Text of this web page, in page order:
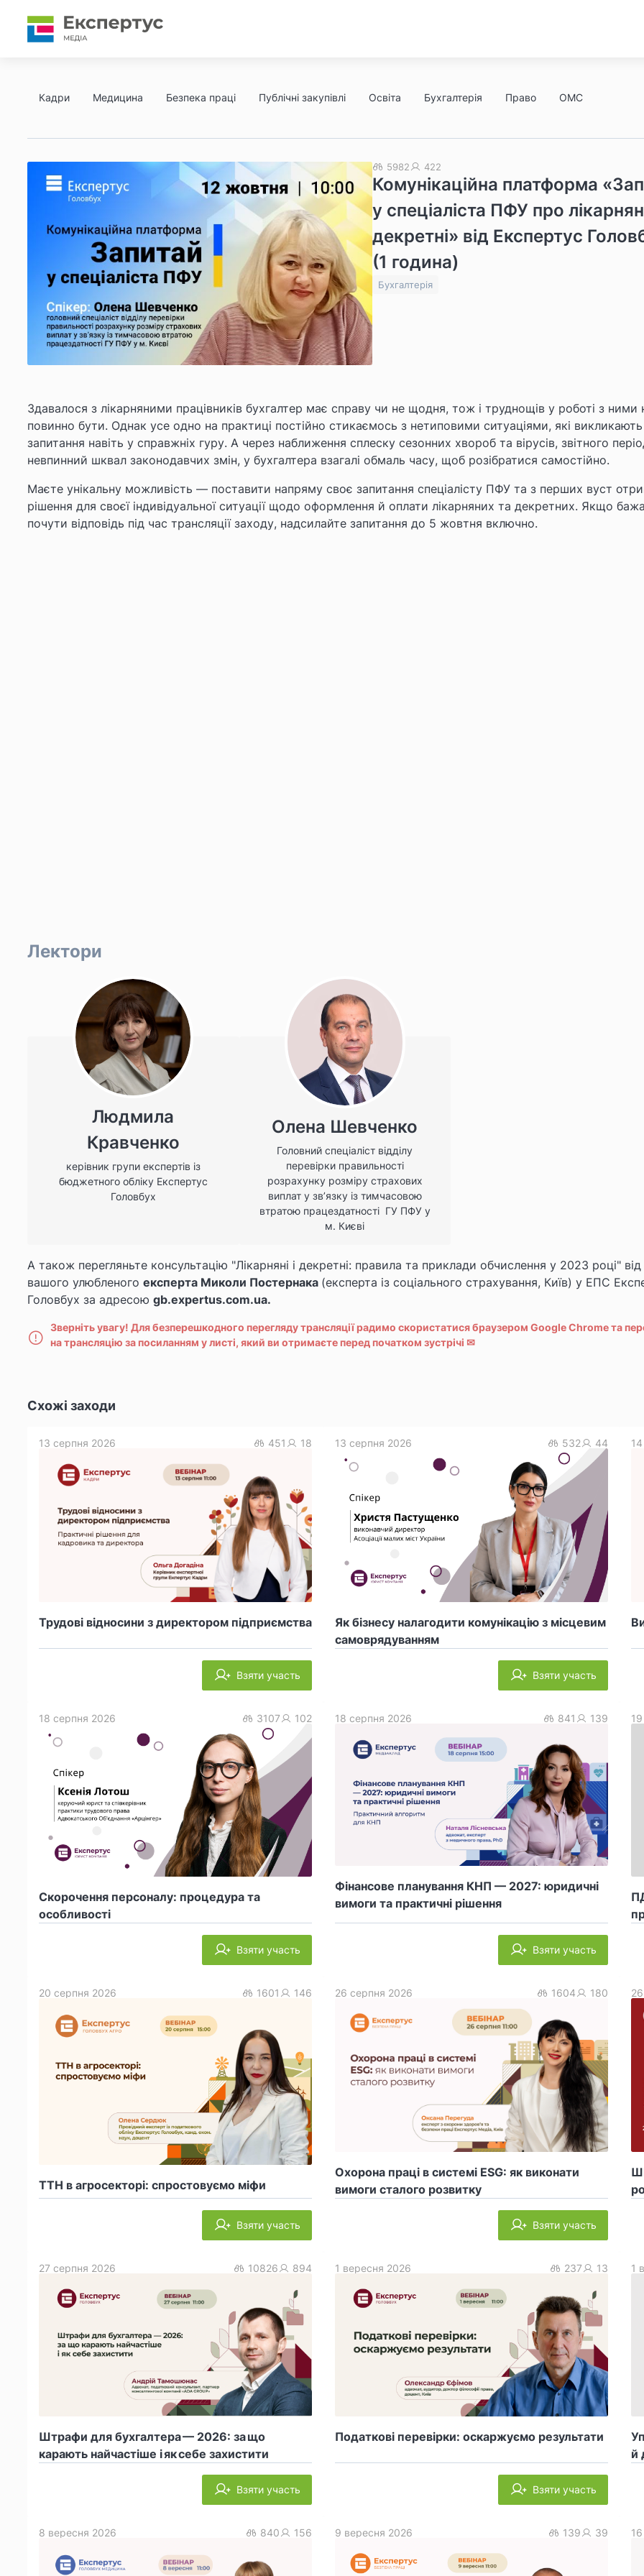
Кадри Медицина Безпека праці Публічні закупівлі Освіта Бухгалтерія Право ОМС
Комунікаційна платформа
у спеціаліста ПФУ про
декретні» від Експертус
(1 година)
5982 422
Бухгалтерія
Здавалося з лікарняними працівників бухгалтер має справу чи не щодня, тож і труднощів у роботі з ними
повинно бути. Однак усе одно на практиці постійно стикаємось з нетиповими ситуаціями, які викликають
запитання навіть у справжніх гуру. А через наближення сплеску сезонних хвороб та вірусів, звітного
невпинний шквал законодавчих змін, у бухгалтера взагалі обмаль часу, щоб розібратися самостійно.
Маєте унікальну можливість — поставити напряму своє запитання спеціалісту ПФУ та з перших вуст
рішення для своєї індивідуальної ситуації щодо оформлення й оплати лікарняних та декретних. Якщо
почути відповідь під час трансляції заходу, надсилайте запитання до 5 жовтня включно.
Лектори
Людмила
Кравченко
керівник групи експертів із
бюджетного обліку Експертус
Головбух
Олена Шевченко
Головний спеціаліст відділу
перевірки правильності
розрахунку розміру страхових
виплат у зв’язку із тимчасовою
втратою працездатності ГУ ПФУ у
м. Києві
А також перегляньте консультацію "Лікарняні і декретні: правила та приклади обчислення у 2023 році" від
вашого улюбленого експерта Миколи Постернака (експерта із соціального страхування, Київ) у ЕПС
Головбух за адресою gb.expertus.com.ua.
Зверніть увагу! Для безперешкодного перегляду трансляції радимо скористатися браузером Google Chrome та
на трансляцію за посиланням у листі, який ви отримаєте перед початком зустрічі ✉
Схожі заходи
Трудові відносини з директором підприємства
13 серпня 2026 451 18
Взяти участь
Як бізнесу налагодити комунікацію з місцевим
самоврядуванням
13 серпня 2026 532 44
Взяти участь
Скорочення персоналу: процедура та
особливості
18 серпня 2026 3107 102
Взяти участь
Фінансове планування КНП — 2027: юридичні
вимоги та практичні рішення
18 серпня 2026 841 139
Взяти участь
ТТН в агросекторі: спростовуємо міфи
20 серпня 2026 1601 146
Взяти участь
Охорона праці в системі ESG: як виконати
вимоги сталого розвитку
26 серпня 2026 1604 180
Взяти участь
Штрафи для бухгалтера — 2026: за що
карають найчастіше і як себе захистити
27 серпня 2026 10826 894
Взяти участь
Податкові перевірки: оскаржуємо результати
1 вересня 2026 237 13
Взяти участь
й
1
8 вересня 2026 840 156 9 вересня 2026 139 39